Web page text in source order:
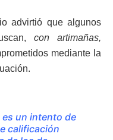
advirtió que algunos
con artimañas,
mediante la
un intento de
calificación